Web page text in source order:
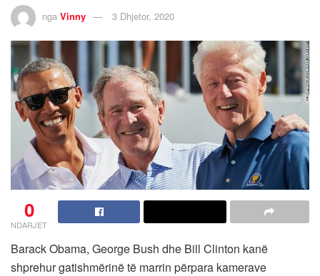
nga Vinny 3 Dhjetor, 2020
0
NDARJET
Barack Obama, George Bush dhe Bill Clinton kanë
shprehur gatishmërinë të marrin përpara kamerave